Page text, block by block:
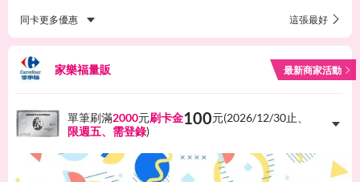
同卡更多優惠 這張最好
家樂福量販 最新商家活動
單筆刷滿2000元刷卡金100元(2026/12/30止、
限週五、需登錄)